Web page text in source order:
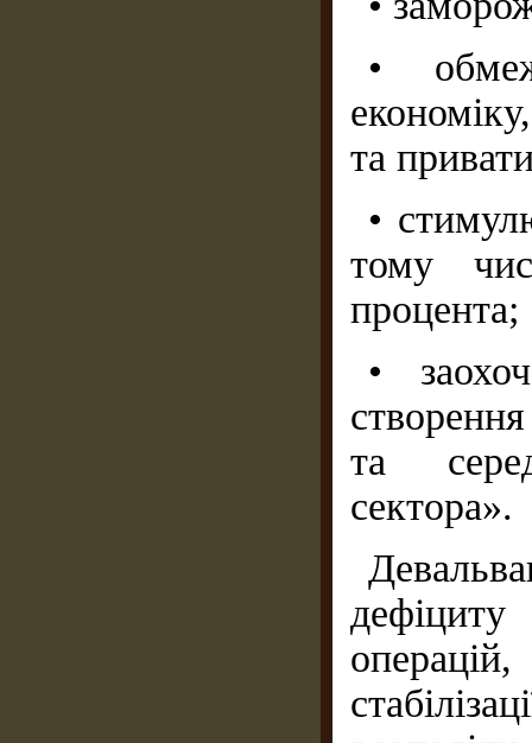
•
та
•
тому
процента;
•
та
сектора».
операцій,